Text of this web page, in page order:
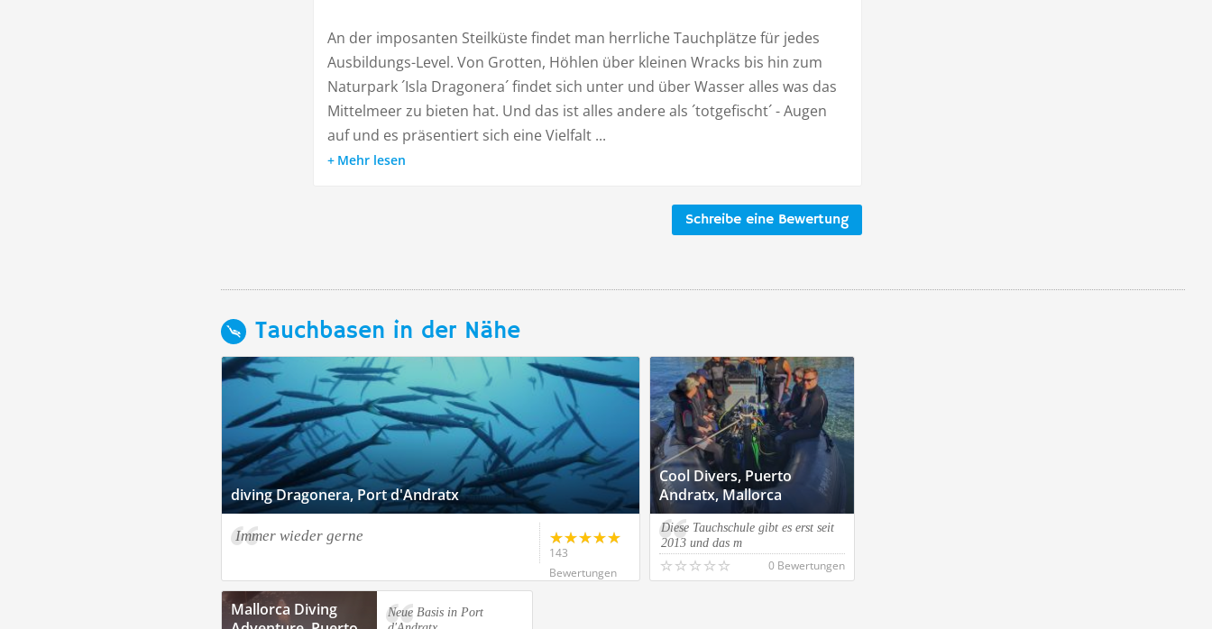
An der imposanten Steilküste findet man herrliche Tauchplätze für jedes
Ausbildungs-Level. Von Grotten, Höhlen über kleinen Wracks bis hin zum
Naturpark ´Isla Dragonera´ findet sich unter und über Wasser alles was das
Mittelmeer zu bieten hat. Und das ist alles andere als ´totgefischt´ - Augen
auf und es präsentiert sich eine Vielfalt ...
Mehr lesen
Schreibe eine Bewertung
Tauchbasen in der Nähe
diving Dragonera, Port d'Andratx
Immer wieder gerne
143
Bewertungen
Cool Divers, Puerto
Andratx, Mallorca
Diese Tauchschule gibt es erst seit
2013 und das m
0 Bewertungen
Mallorca Diving
Neue Basis in Port